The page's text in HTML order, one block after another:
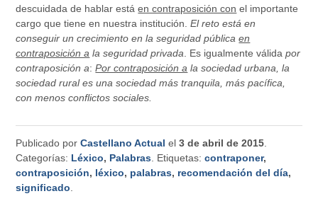
descuidada de hablar estáen contraposición con el importante
cargo que tiene en nuestra institución.El reto está en
conseguir un crecimiento en la seguridad públicaen
contraposición a la seguridad privada . Es igualmente válidapor
contraposición a:Por contraposición a la sociedad urbana, la
sociedad rural es una sociedad más tranquila, más pacífica,
con menos conflictos sociales.
Publicado porCastellano Actual el3 de abril de 2015
Categorías: Léxico, Palabras . Etiquetas:contraponer,
contraposición, léxico, palabras, recomendación del día,
significado